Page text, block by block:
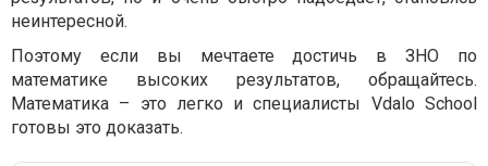
неинтересной.
Поэтому если вы мечтаете достичь в ЗНО по
математике высоких результатов, обращайтесь.
Математика – это легко и специалисты Vdalo School
готовы это доказать.